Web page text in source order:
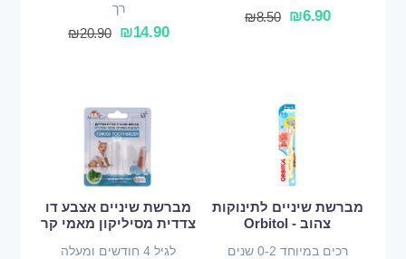
₪6.90
₪8.50
רך
₪14.90
₪20.90
מברשת שיניים לתינוקות
צהוב - Orbitol
רכים במיוחד 0-2 שנים
מברשת שיניים אצבע דו
צדדית מסיליקון מאמי קר
לגיל 4 חודשים ומעלה